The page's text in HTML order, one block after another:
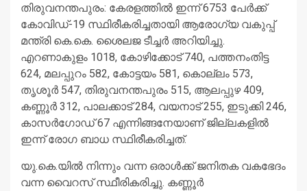
തിരുവനന്തപുരം: കേരളത്തില്‍ ഇന്ന് 6753 പേര്‍ക്ക്
കോവിഡ്-19 സ്ഥിരീകരിച്ചതായി ആരോഗ്യ വകുപ്പ്
മന്ത്രി കെ.കെ. ശൈലജ ടീച്ചര്‍ അറിയിച്ചു.
എറണാകുളം 1018, കോഴിക്കോട് 740, പത്തനംതിട്ട
624, മലപ്പുറം 582, കോട്ടയം 581, കൊല്ലം 573,
തൃശൂര്‍ 547, തിരുവനന്തപുരം 515, ആലപ്പുഴ 409,
കണ്ണൂര്‍ 312, പാലക്കാട് 284, വയനാട് 255, ഇടുക്കി 246,
കാസര്‍ഗോഡ് 67 എന്നിങ്ങനേയാണ് ജില്ലകളില്‍
ഇന്ന് രോഗ ബാധ സ്ഥിരീകരിച്ചത്.
യു.കെ.യില്‍ നിന്നും വന്ന ഒരാള്‍ക്ക് ജനിതക വകഭേദം
വന്ന വൈറസ് സ്ഥീരികരിച്ചു. കണ്ണൂര്‍